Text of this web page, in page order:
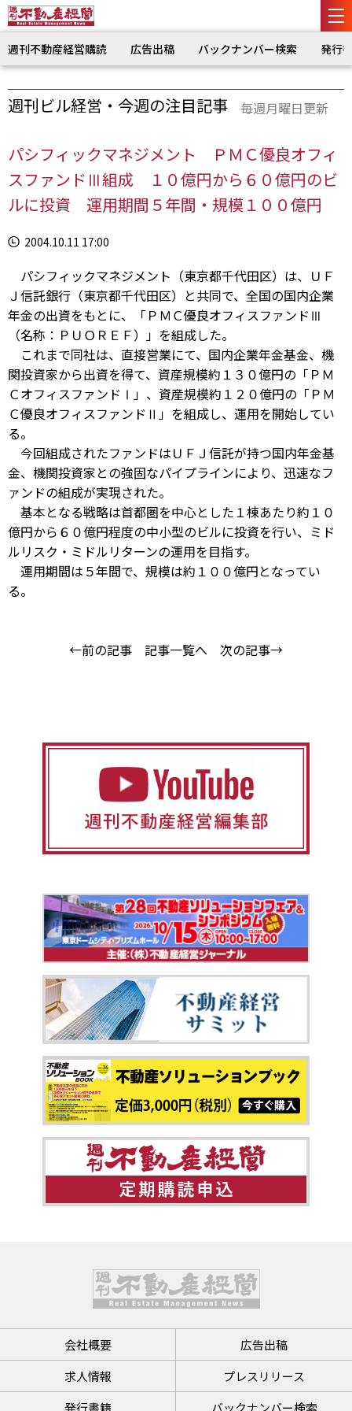
週刊不動産経営購読 広告出稿 バックナンバー検索 発行
週刊ビル経営・今週の注目記事 毎週月曜日更新
パシフィックマネジメント ＰＭＣ優良オフィ
スファンドⅢ組成 １０億円から６０億円のビ
ルに投資 運用期間５年間・規模１００億円
2004.10.11 17:00
パシフィックマネジメント（東京都千代田区）は、ＵＦ
Ｊ信託銀行（東京都千代田区）と共同で、全国の国内企業
年金の出資をもとに、「ＰＭＣ優良オフィスファンドⅢ
（名称：ＰＵＯＲＥＦ）」を組成した。
これまで同社は、直接営業にて、国内企業年金基金、機
関投資家から出資を得て、資産規模約１３０億円の「ＰＭ
ＣオフィスファンドⅠ」、資産規模約１２０億円の「ＰＭ
Ｃ優良オフィスファンドⅡ」を組成し、運用を開始してい
る。
今回組成されたファンドはＵＦＪ信託が持つ国内年金基
金、機関投資家との強固なパイプラインにより、迅速なフ
ァンドの組成が実現された。
基本となる戦略は首都圏を中心とした１棟あたり約１０
億円から６０億円程度の中小型のビルに投資を行い、ミド
ルリスク・ミドルリターンの運用を目指す。
運用期間は５年間で、規模は約１００億円となってい
る。
←前の記事 記事一覧へ 次の記事→
会社概要
広告出稿
求人情報
プレスリリース
発行書籍
バックナンバー検索